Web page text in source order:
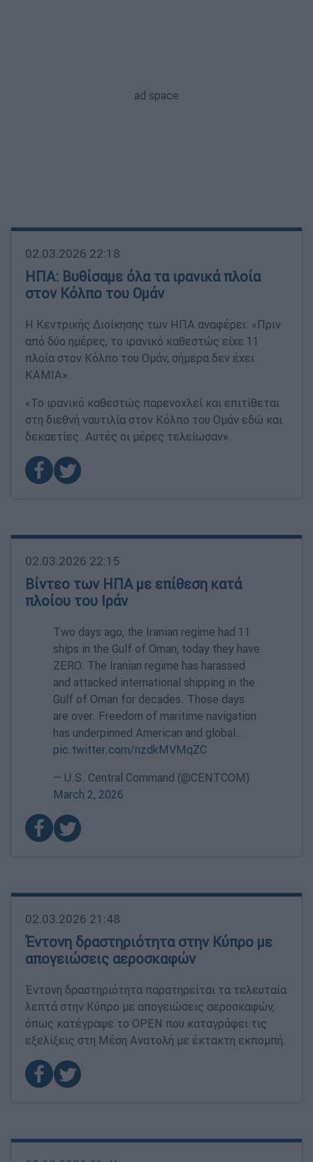
02.03.2026 22:18
ΗΠΑ: Βυθίσαμε όλα τα ιρανικά πλοία
στον Κόλπο του Ομάν
Η Κεντρικής Διοίκησης των ΗΠΑ αναφέρει: «Πριν
από δύο ημέρες, το ιρανικό καθεστώς είχε 11
πλοία στον Κόλπο του Ομάν, σήμερα δεν έχει
ΚΑΜΙΑ».
«Το ιρανικό καθεστώς παρενοχλεί και επιτίθεται
στη διεθνή ναυτιλία στον Κόλπο του Ομάν εδώ και
δεκαετίες. Αυτές οι μέρες τελείωσαν».
02.03.2026 22:15
Βίντεο των ΗΠΑ με επίθεση κατά
πλοίου του Ιράν
Two days ago, the Iranian regime had 11
ships in the Gulf of Oman, today they have
ZERO. The Iranian regime has harassed
and attacked international shipping in the
Gulf of Oman for decades. Those days
are over. Freedom of maritime navigation
has underpinned American and global…
pic.twitter.com/nzdkMVMqZC
— U.S. Central Command (@CENTCOM)
March 2, 2026
02.03.2026 21:48
Έντονη δραστηριότητα στην Κύπρο με
απογειώσεις αεροσκαφών
Έντονη δραστηριότητα παρατηρείται τα τελευταία
λεπτά στην Κύπρο με απογειώσεις αεροσκαφών,
όπως κατέγραψε το OPEN που καταγράφει τις
εξελίξεις στη Μέση Ανατολή με έκτακτη εκπομπή.